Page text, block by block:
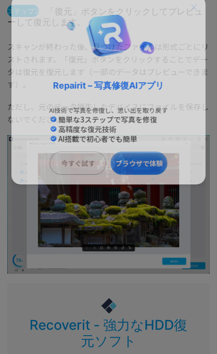
AI技術で写真を修復し、思い出を取り戻す
簡単な3ステップで写真を修復
高精度な復元技術
AI搭載で初心者でも簡単
今すぐ試す ブラウザで体験
ステップ3
「復元」ボタンをクリックしてプレビュ
ーして復元します。
スキャンが終わった後、見つけたファイルは形式ごとにリ
ストされます。「復元」ボタンをクリックすることでデー
タは復元を復元します（一部のデータはプレビューできま
す）。
ただし、元のデータ損失したデバイスにファイルを保存し
ないでください。
Recoverit - 強力なHDD復
元ソフト